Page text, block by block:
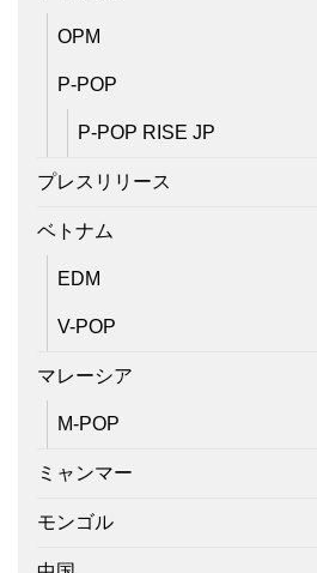
OPM
P-POP
P-POP RISE JP
プレスリリース
ベトナム
EDM
V-POP
マレーシア
M-POP
ミャンマー
モンゴル